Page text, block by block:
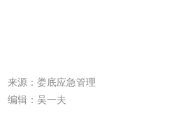
来源：娄底应急管理
编辑：吴一夫